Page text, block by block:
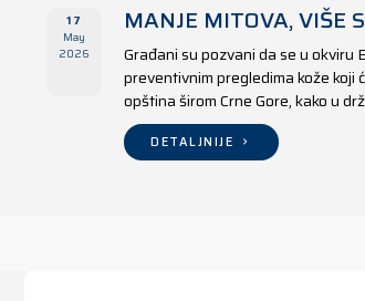
17
May
2026
MANJE MITOVA, VIŠE
Građani su pozvani da se u okviru
preventivnim pregledima kože koji
opština širom Crne Gore, kako u
DETALJNIJE